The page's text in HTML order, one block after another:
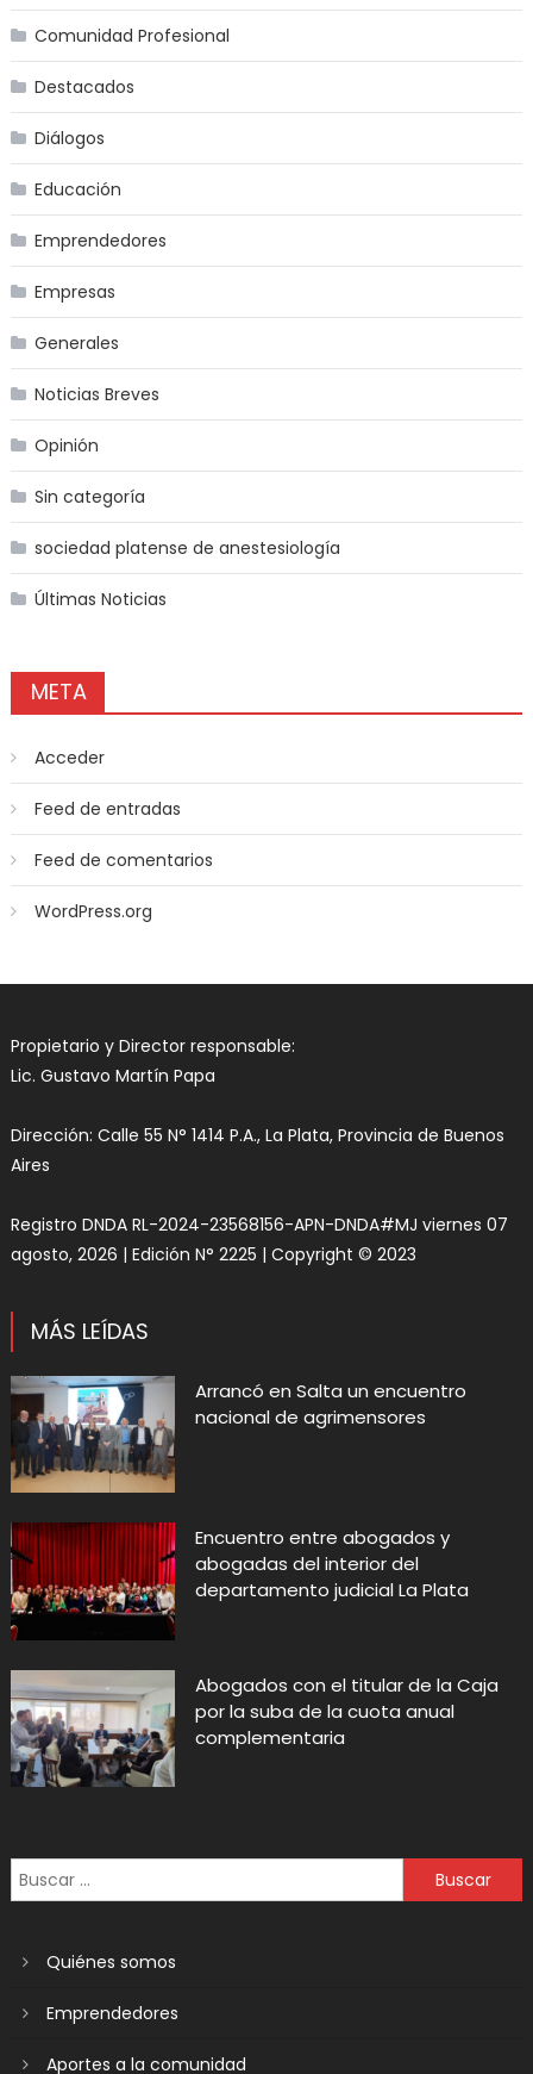
Comunidad Profesional
Destacados
Diálogos
Educación
Emprendedores
Empresas
Generales
Noticias Breves
Opinión
Sin categoría
sociedad platense de anestesiología
Últimas Noticias
META
Acceder
Feed de entradas
Feed de comentarios
WordPress.org
Propietario y Director responsable:
Lic. Gustavo Martín Papa
Dirección: Calle 55 N° 1414 P.A., La Plata, Provincia de Buenos
Aires
Registro DNDA RL-2024-23568156-APN-DNDA#MJ viernes 07
agosto, 2026 | Edición N° 2225 | Copyright © 2023
MÁS LEÍDAS
Arrancó en Salta un encuentro
nacional de agrimensores
Encuentro entre abogados y
abogadas del interior del
departamento judicial La Plata
Abogados con el titular de la Caja
por la suba de la cuota anual
complementaria
Quiénes somos
Emprendedores
Aportes a la comunidad